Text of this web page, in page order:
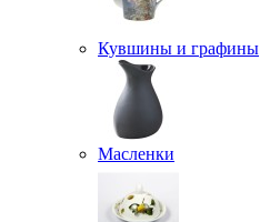
Кувшины и графины
Масленки